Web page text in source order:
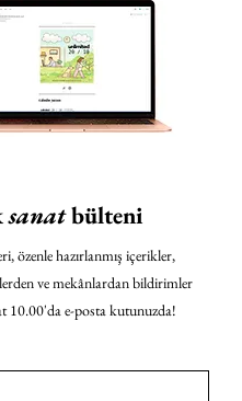
sanatbülteni
özenle hazırlanmış içerikler,
ve mekânlardan bildirimler
10.00'da e-posta kutunuzda!